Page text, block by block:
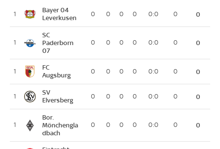
1
Bayer 04
Leverkusen
0 0 0 0 0:0 0 0
1
SC
Paderborn
07
0 0 0 0 0:0 0 0
1
FC
Augsburg
0 0 0 0 0:0 0 0
1
SV
Elversberg
0 0 0 0 0:0 0 0
1
Bor.
Mönchengla
dbach
0 0 0 0 0:0 0 0